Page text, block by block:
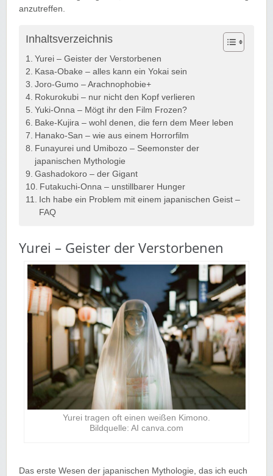
anzutreffen.
Inhaltsverzeichnis
Yurei – Geister der Verstorbenen
Kasa-Obake – alles kann ein Yokai sein
Joro-Gumo – Arachnophobie+
Rokurokubi – nur nicht den Kopf verlieren
Yuki-Onna – Mögt ihr den Film Frozen?
Bake-Kujira – wohl denen, die fern dem Meer leben
Hanako-San – wie aus einem Horrorfilm
Funayurei und Umibozo – Seemonster der
japanischen Mythologie
Gashadokoro – der Gigant
Futakuchi-Onna – unstillbarer Hunger
Ich habe ein Problem mit einem japanischen Geist –
FAQ
Yurei – Geister der Verstorbenen
Yurei tragen oft einen weißen Kimono.
Bildquelle: AI canva.com
Das erste Wesen der japanischen Mythologie, das ich euch